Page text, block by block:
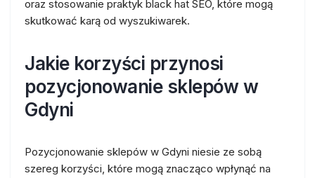
oraz stosowanie praktyk black hat SEO, które mogą
skutkować karą od wyszukiwarek.
Jakie korzyści przynosi
pozycjonowanie sklepów w
Gdyni
Pozycjonowanie sklepów w Gdyni niesie ze sobą
szereg korzyści, które mogą znacząco wpłynąć na